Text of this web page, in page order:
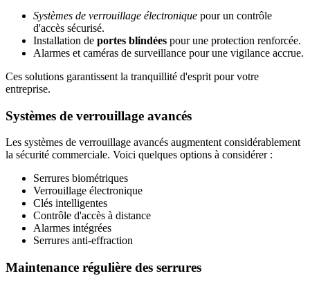
Systèmes de verrouillage électronique pour un contrôle
d'accès sécurisé.
Installation de portes blindées pour une protection renforcée.
Alarmes et caméras de surveillance pour une vigilance accrue.
Ces solutions garantissent la tranquillité d'esprit pour votre
entreprise.
Systèmes de verrouillage avancés
Les systèmes de verrouillage avancés augmentent considérablement
la sécurité commerciale. Voici quelques options à considérer :
Serrures biométriques
Verrouillage électronique
Clés intelligentes
Contrôle d'accès à distance
Alarmes intégrées
Serrures anti-effraction
Maintenance régulière des serrures